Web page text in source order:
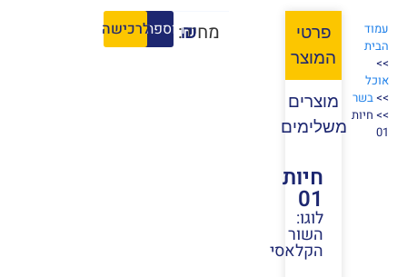
עמוד
הבית
>>
אוכל
>>בשר
>> חיות
01
פרטי
המוצר
מוצרים
משלימים
חיות
01
לוגו:
השור
הקלאסי
מחיר:
₪הוספה לסל
לרכישה